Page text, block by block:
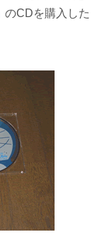
のCDを購入した